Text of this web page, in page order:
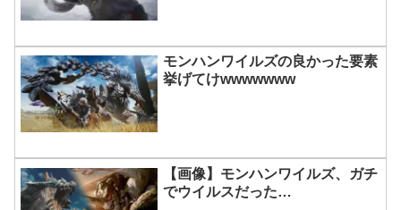
モンハンワイルズの良かった要素
挙げてけwwwwwww
【画像】モンハンワイルズ、ガチ
でウイルスだった…